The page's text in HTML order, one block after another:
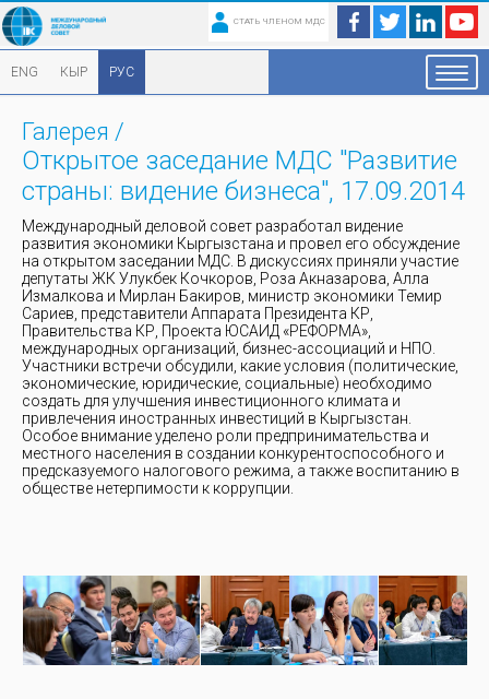
СТАТЬ ЧЛЕНОМ МДС
ENG КЫР РУС
Галерея /
Открытое заседание МДС "Развитие
страны: видение бизнеса", 17.09.2014
Международный деловой совет разработал видение
развития экономики Кыргызстана и провел его обсуждение
на открытом заседании МДС. В дискуссиях приняли участие
депутаты ЖК Улукбек Кочкоров, Роза Акназарова, Алла
Измалкова и Мирлан Бакиров, министр экономики Темир
Сариев, представители Аппарата Президента КР,
Правительства КР, Проекта ЮСАИД «РЕФОРМА»,
международных организаций, бизнес-ассоциаций и НПО.
Участники встречи обсудили, какие условия (политические,
экономические, юридические, социальные) необходимо
создать для улучшения инвестиционного климата и
привлечения иностранных инвестиций в Кыргызстан.
Особое внимание уделено роли предпринимательства и
местного населения в создании конкурентоспособного и
предсказуемого налогового режима, а также воспитанию в
обществе нетерпимости к коррупции.